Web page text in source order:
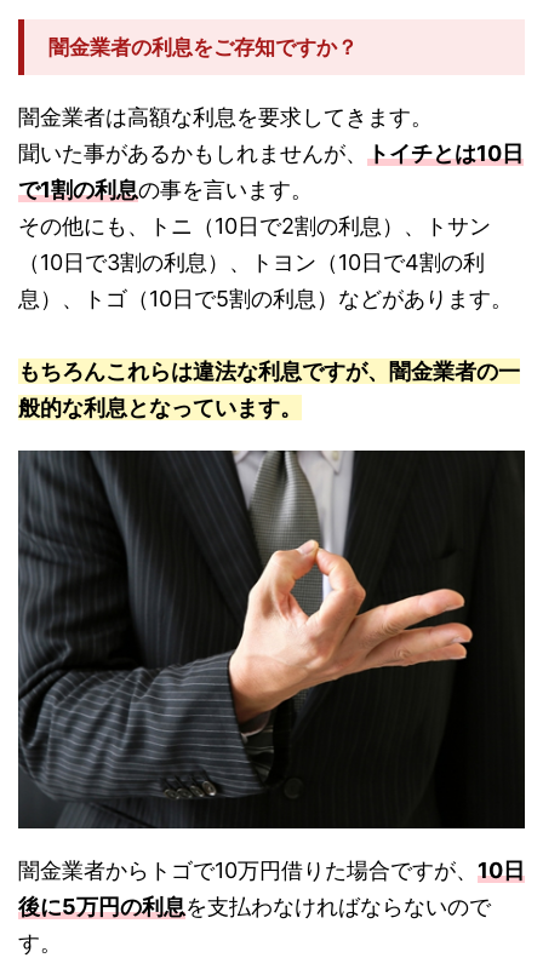
闇金業者の利息をご存知ですか？
闇金業者は高額な利息を要求してきます。
聞いた事があるかもしれませんが、 トイチとは10日
で1割の利息の事を言います。
その他にも、トニ（10日で2割の利息）、トサン
（10日で3割の利息）、トヨン（10日で4割の利
息）、トゴ（10日で5割の利息）などがあります。
もちろんこれらは違法な利息ですが、闇金業者の一
般的な利息となっています。
闇金業者からトゴで10万円借りた場合ですが、 10日
後に5万円の利息を支払わなければならないので
す。